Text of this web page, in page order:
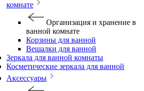
комнате
Организация и хранение в
ванной комнате
Корзины для ванной
Вешалки для ванной
Зеркала для ванной комнаты
Косметические зеркала для ванной
Аксессуары